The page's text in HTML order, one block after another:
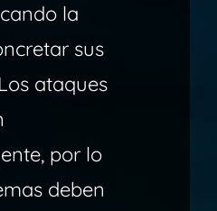
la
sus
Los ataques
por lo
deben